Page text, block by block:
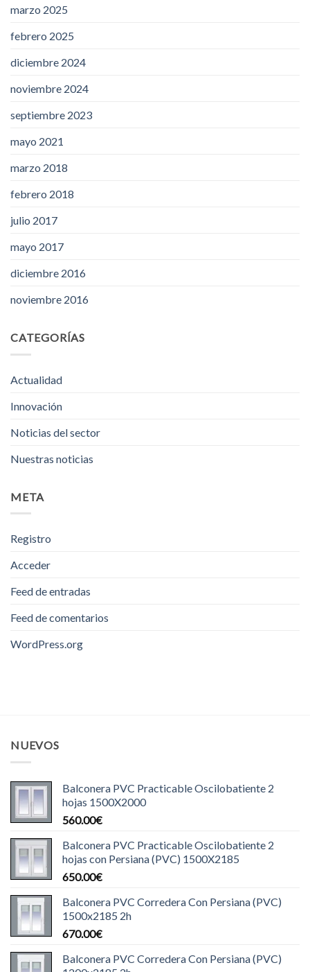
marzo 2025
febrero 2025
diciembre 2024
noviembre 2024
septiembre 2023
mayo 2021
marzo 2018
febrero 2018
julio 2017
mayo 2017
diciembre 2016
noviembre 2016
CATEGORÍAS
Actualidad
Innovación
Noticias del sector
Nuestras noticias
META
Registro
Acceder
Feed de entradas
Feed de comentarios
WordPress.org
NUEVOS
Balconera PVC Practicable Oscilobatiente 2
hojas 1500X2000
560.00€
Balconera PVC Practicable Oscilobatiente 2
hojas con Persiana (PVC) 1500X2185
650.00€
Balconera PVC Corredera Con Persiana (PVC)
1500x2185 2h
670.00€
Balconera PVC Corredera Con Persiana (PVC)